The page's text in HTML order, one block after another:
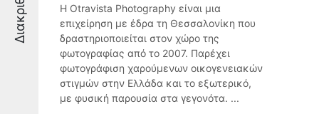
Η Otravista Photography είναι μια
επιχείρηση με έδρα τη Θεσσαλονίκη που
δραστηριοποιείται στον χώρο της
φωτογραφίας από το 2007. Παρέχει
φωτογράφιση χαρούμενων οικογενειακών
στιγμών στην Ελλάδα και το εξωτερικό,
με φυσική παρουσία στα γεγονότα. ...